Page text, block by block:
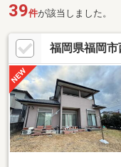
39件が該当しました。
福岡県福岡